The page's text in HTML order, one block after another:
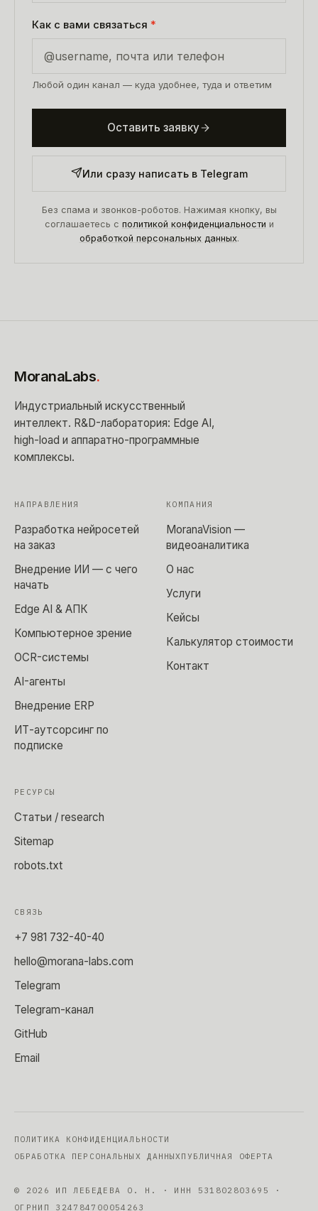
Как с вами связаться *
Любой один канал — куда удобнее, туда и ответим
Оставить заявку
Или сразу написать в Telegram
Без спама и звонков-роботов. Нажимая кнопку, вы
соглашаетесь с политикой конфиденциальности и
обработкой персональных данных.
MoranaLabs.
Индустриальный искусственный
интеллект. R&D-лаборатория: Edge AI,
high-load и аппаратно-программные
комплексы.
НАПРАВЛЕНИЯ
Разработка нейросетей
на заказ
Внедрение ИИ — с чего
начать
Edge AI & АПК
Компьютерное зрение
OCR-системы
AI-агенты
Внедрение ERP
ИТ-аутсорсинг по
подписке
КОМПАНИЯ
MoranaVision —
видеоаналитика
О нас
Услуги
Кейсы
Калькулятор стоимости
Контакт
РЕСУРСЫ
Статьи / research
Sitemap
robots.txt
СВЯЗЬ
+7 981 732-40-40
hello@morana-labs.com
Telegram
Telegram-канал
GitHub
Email
ПОЛИТИКА КОНФИДЕНЦИАЛЬНОСТИ
ОБРАБОТКА ПЕРСОНАЛЬНЫХ ДАННЫХ ПУБЛИЧНАЯ ОФЕРТА
© 2026 ИП ЛЕБЕДЕВА О. Н. · ИНН 531802803695
·
ОГРНИП 324784700054263